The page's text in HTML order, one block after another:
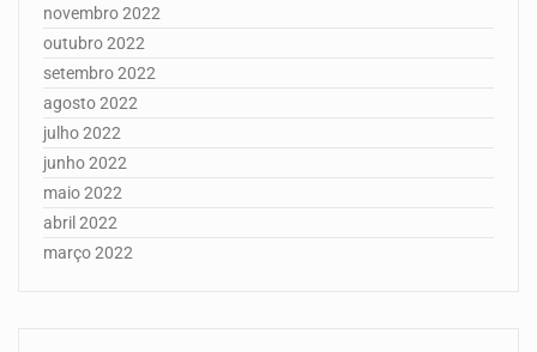
novembro 2022
outubro 2022
setembro 2022
agosto 2022
julho 2022
junho 2022
maio 2022
abril 2022
março 2022